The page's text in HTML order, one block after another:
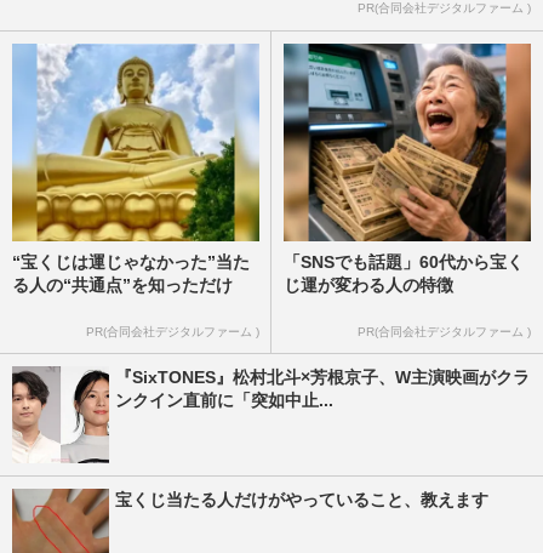
PR(合同会社デジタルファーム )
“宝くじは運じゃなかった”当た
る人の“共通点”を知っただけ
PR(合同会社デジタルファーム )
「SNSでも話題」60代から宝く
じ運が変わる人の特徴
PR(合同会社デジタルファーム )
『SixTONES』松村北斗×芳根京子、W主演映画がクラ
ンクイン直前に「突如中止...
宝くじ当たる人だけがやっていること、教えます